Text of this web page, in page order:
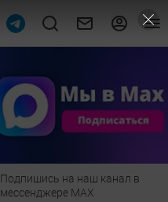
Рейтинг телевизоров 2026:
лучшие модели для гостиной,